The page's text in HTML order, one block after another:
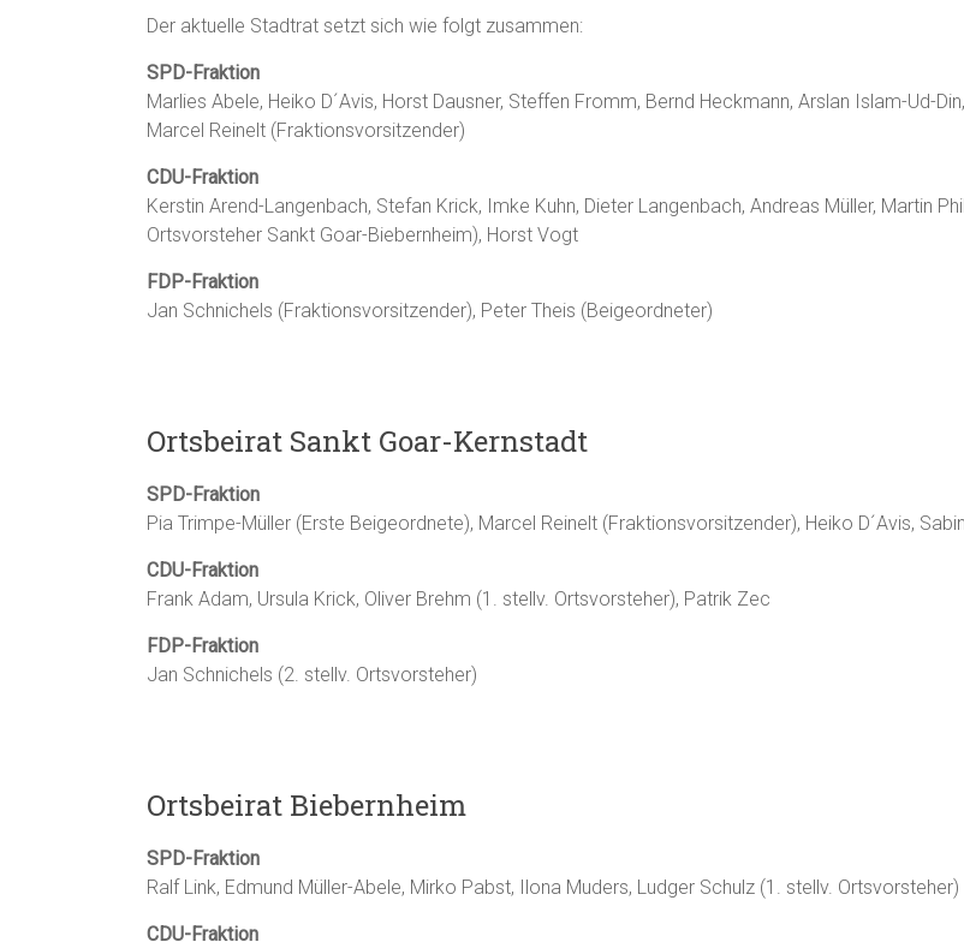
Der aktuelle Stadtrat setzt sich wie folgt zusammen:
SPD-Fraktion
Marlies Abele, Heiko D´Avis, Horst Dausner, Steffen Fromm, Bernd Heckmann, Arslan Islam-Ud-
Marcel Reinelt (Fraktionsvorsitzender)
CDU-Fraktion
Kerstin Arend-Langenbach, Stefan Krick, Imke Kuhn, Dieter Langenbach, Andreas Müller, Martin
Ortsvorsteher Sankt Goar-Biebernheim), Horst Vogt
FDP-Fraktion
Jan Schnichels (Fraktionsvorsitzender), Peter Theis (Beigeordneter)
Ortsbeirat Sankt Goar-Kernstadt
SPD-Fraktion
Pia Trimpe-Müller (Erste Beigeordnete), Marcel Reinelt (Fraktionsvorsitzender), Heiko D´Avis,
CDU-Fraktion
Frank Adam, Ursula Krick, Oliver Brehm (1. stellv. Ortsvorsteher), Patrik Zec
FDP-Fraktion
Jan Schnichels (2. stellv. Ortsvorsteher)
Ortsbeirat Biebernheim
SPD-Fraktion
Ralf Link, Edmund Müller-Abele, Mirko Pabst, Ilona Muders, Ludger Schulz (1. stellv. Ortsvorsteher)
CDU-Fraktion